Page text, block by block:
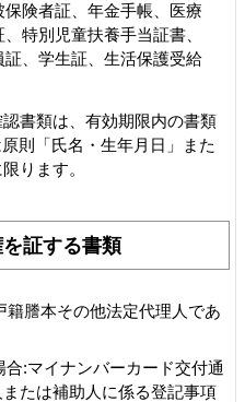
険者証、年金手帳、医療
特別児童扶養手当証書、
、学生証、生活保護受給
書類は、有効期限内の書類
則「氏名・生年月日」また
ります。
証する書類
謄本その他法定代理人であ
:マイナンバーカード交付通
たは補助人に係る登記事項